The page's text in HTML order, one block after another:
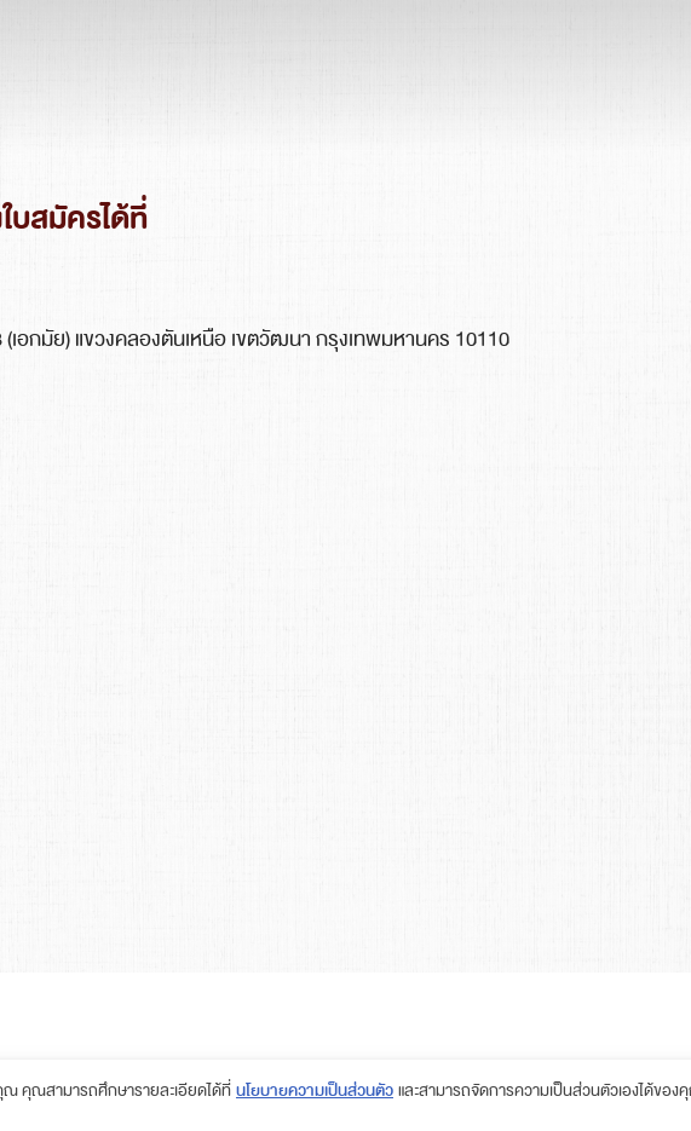
บสมัครได้ที่
เอกมัย) แขวงคลองตันเหนือ เขตวัฒนา กรุงเทพมหานคร 10110
ณ คุณสามารถศึกษารายละเอียดได้ที่ นโยบายความเป็นส่วนตัว และสามารถจัดการความเป็นส่วนตัวเองได้ของ